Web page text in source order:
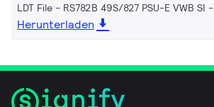
LDT File - RS782B 49S/827 PSU-E VWB SI
Herunterladen